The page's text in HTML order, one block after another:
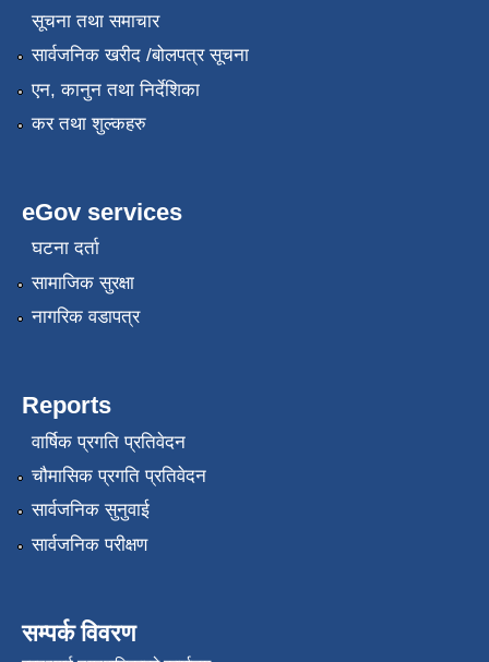
सूचना तथा समाचार
सार्वजनिक खरीद /बोलपत्र सूचना
एन, कानुन तथा निर्देशिका
कर तथा शुल्कहरु
eGov services
घटना दर्ता
सामाजिक सुरक्षा
नागरिक वडापत्र
Reports
वार्षिक प्रगति प्रतिवेदन
चौमासिक प्रगति प्रतिवेदन
सार्वजनिक सुनुवाई
सार्वजनिक परीक्षण
सम्पर्क विवरण